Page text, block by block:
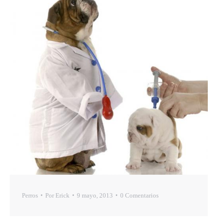
Perros Por Erick 9 mayo, 2013 0 Comentarios